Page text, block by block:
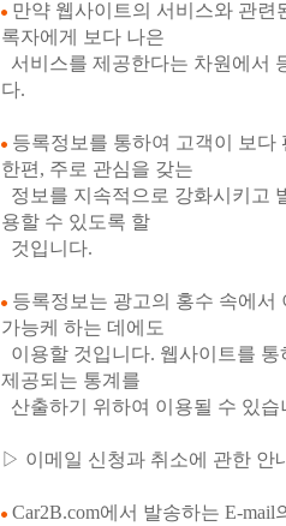
만약 웹사이트의 서비스와 관
록자에게 보다 나은
서비스를 제공한다는 차원에서
다.
등록정보를 통하여 고객이 보
한편, 주로 관심을 갖는
정보를 지속적으로 강화시키고
용할 수 있도록 할
것입니다.
등록정보는 광고의 홍수 속에
가능케 하는 데에도
이용할 것입니다. 웹사이트를
제공되는 통계를
산출하기 위하여 이용될 수 있습
▷ 이메일 신청과 취소에 관한 안
Car2B.com에서 발송하는 E-